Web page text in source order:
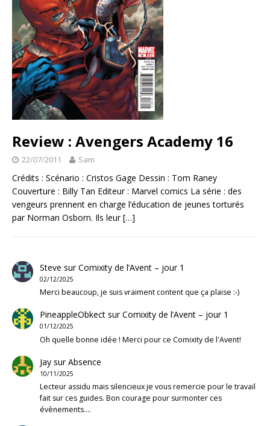
Review : Avengers Academy 16
22/07/2011 Sam
Crédits : Scénario : Cristos Gage Dessin : Tom Raney
Couverture : Billy Tan Editeur : Marvel comics La série : des
vengeurs prennent en charge l’éducation de jeunes torturés
par Norman Osborn. Ils leur[…]
Steve surComixity de l’Avent – jour 1
02/12/2025
Merci beaucoup, je suis vraiment content que ça plaise :-)
PineappleObkectsurComixity de l’Avent – jour 1
01/12/2025
Oh quelle bonne idée ! Merci pour ce Comixity de l'Avent!
JaysurAbsence
10/11/2025
Lecteur assidu mais silencieux je vous remercie pour le travail
fait sur ces guides. Bon courage pour surmonter ces
évènements.…